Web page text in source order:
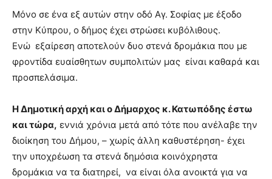
Μόνο σε ένα εξ αυτών στην οδό Αγ. Σοφίας με έξοδο
στην Κύπρου, ο δήμος έχει στρώσει κυβόλιθους.
Ενώ εξαίρεση αποτελούν δυο στενά δρομάκια που με
φροντίδα ευαίσθητων συμπολιτών μας είναι καθαρά και
προσπελάσιμα.
Η Δημοτική αρχή και οΔήμαρχος κ. Κατωπόδης έστω
και τώρα, εννιά χρόνια μετά από τότε που ανέλαβε την
διοίκηση του Δήμου, – χωρίς άλλη καθυστέρηση- έχει
την υποχρέωση τα στενά δημόσια κοινόχρηστα
δρομάκια να τα διατηρεί, να είναι όλα ανοικτά για να